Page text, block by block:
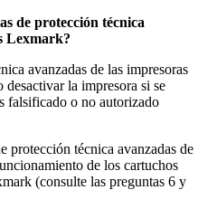
de protección técnica
Lexmark?
avanzadas de las impresoras
la impresora si se
falsificado o no autorizado
protección técnica avanzadas de
de los cartuchos
(consulte las preguntas 6 y